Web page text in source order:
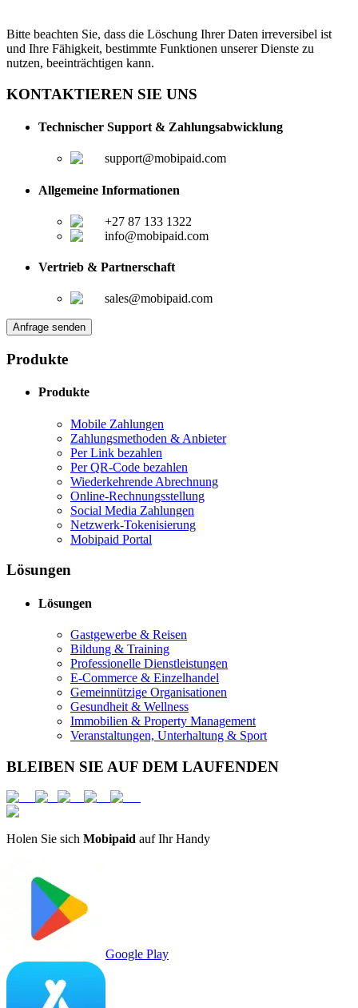
Bitte beachten Sie, dass die Löschung Ihrer Daten irreversibel ist
und Ihre Fähigkeit, bestimmte Funktionen unserer Dienste zu
nutzen, beeinträchtigen kann.
KONTAKTIEREN SIE UNS
Technischer Support & Zahlungsabwicklung
support@mobipaid.com
Allgemeine Informationen
+27 87 133 1322
info@mobipaid.com
Vertrieb & Partnerschaft
sales@mobipaid.com
Anfrage senden
Produkte
Produkte
Mobile Zahlungen
Zahlungsmethoden & Anbieter
Per Link bezahlen
Per QR-Code bezahlen
Wiederkehrende Abrechnung
Online-Rechnungsstellung
Social Media Zahlungen
Netzwerk-Tokenisierung
Mobipaid Portal
Lösungen
Lösungen
Gastgewerbe & Reisen
Bildung & Training
Professionelle Dienstleistungen
E-Commerce & Einzelhandel
Gemeinnützige Organisationen
Gesundheit & Wellness
Immobilien & Property Management
Veranstaltungen, Unterhaltung & Sport
BLEIBEN SIE AUF DEM LAUFENDEN
Holen Sie sich Mobipaid auf Ihr Handy
Google Play